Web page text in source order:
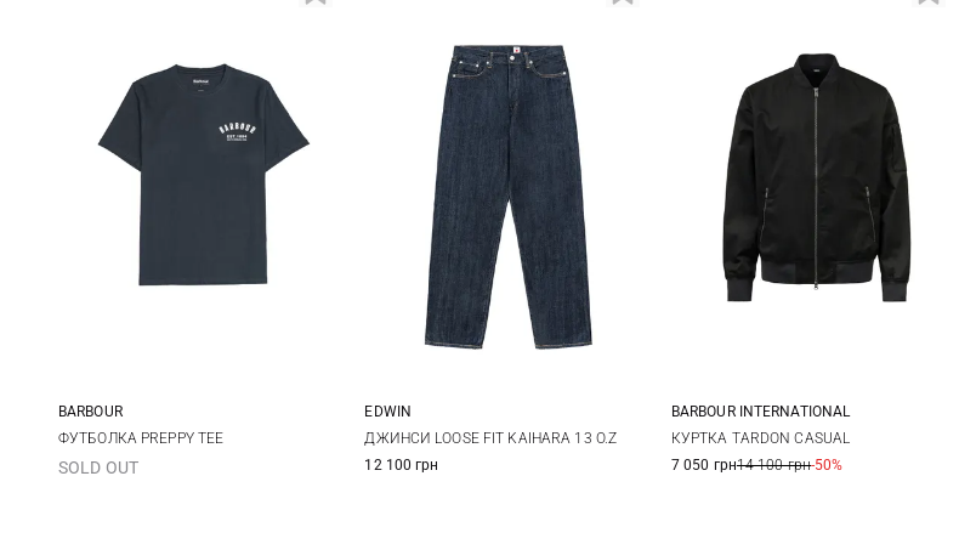
S M
BARBOUR
ФУТБОЛКА PREPPY TEE
SOLD OUT
30 31 32 33
EDWIN
ДЖИНСИ LOOSE FIT KAIHARA 13 O.Z
12 100 грн
M L XL
BARBOUR INTERNATIONAL
КУРТКА TARDON CASUAL
7 050 грн14 100 грн-50%